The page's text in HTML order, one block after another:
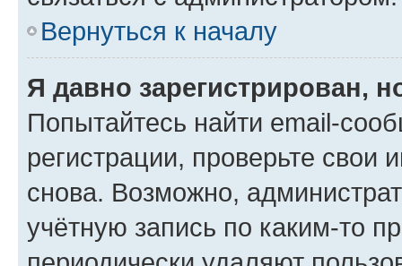
Вернуться к началу
Я давно зарегистрирован,
Попытайтесь найти email-
регистрации, проверьте свои
снова. Возможно,
учётную запись по каким-то